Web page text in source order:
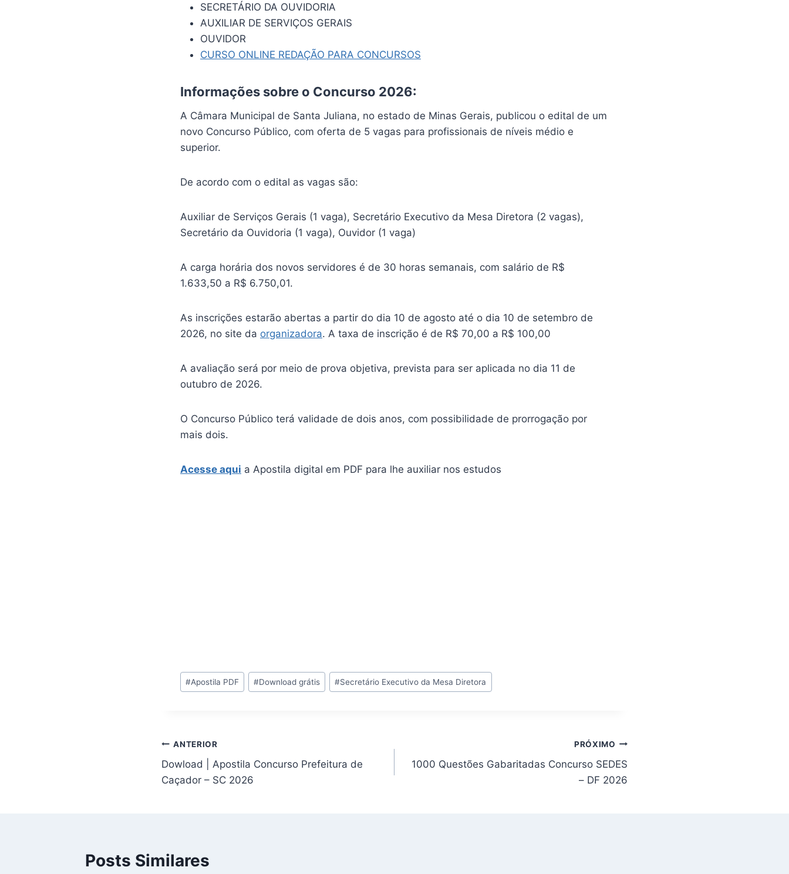
SECRETÁRIO DA OUVIDORIA
AUXILIAR DE SERVIÇOS GERAIS
OUVIDOR
CURSO ONLINE REDAÇÃO PARA CONCURSOS
Informações sobre o Concurso 2026:
A Câmara Municipal de Santa Juliana, no estado de Minas Gerais, publicou o edital de um
novo Concurso Público, com oferta de 5 vagas para profissionais de níveis médio e
superior.
De acordo com o edital as vagas são:
Auxiliar de Serviços Gerais (1 vaga), Secretário Executivo da Mesa Diretora (2 vagas),
Secretário da Ouvidoria (1 vaga), Ouvidor (1 vaga)
A carga horária dos novos servidores é de 30 horas semanais, com salário de R$
1.633,50 a R$ 6.750,01.
As inscrições estarão abertas a partir do dia 10 de agosto até o dia 10 de setembro de
2026, no site da organizadora. A taxa de inscrição é de R$ 70,00 a R$ 100,00
A avaliação será por meio de prova objetiva, prevista para ser aplicada no dia 11 de
outubro de 2026.
O Concurso Público terá validade de dois anos, com possibilidade de prorrogação por
mais dois.
Acesse aqui a Apostila digital em PDF para lhe auxiliar nos estudos
Tags
do
#Apostila PDF #Download grátis #Secretário Executivo da Mesa Diretora
Navegação
de
ANTERIOR
Dowload | Apostila Concurso Prefeitura de
Caçador – SC 2026
PRÓXIMO
1000 Questões Gabaritadas Concurso SEDES
– DF 2026
Posts Similares